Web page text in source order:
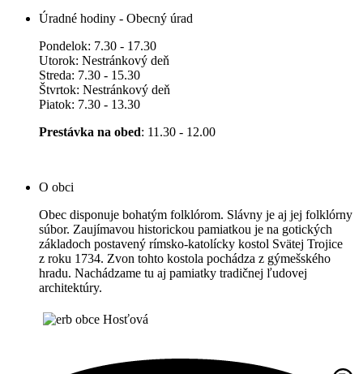
Úradné hodiny - Obecný úrad
Pondelok: 7.30 - 17.30
Utorok: Nestránkový deň
Streda: 7.30 - 15.30
Štvrtok: Nestránkový deň
Piatok: 7.30 - 13.30
Prestávka na obed: 11.30 - 12.00
O obci
Obec disponuje bohatým folklórom. Slávny je aj jej folklórny
súbor. Zaujímavou historickou pamiatkou je na gotických
základoch postavený rímsko-katolícky kostol Svätej Trojice
z roku 1734. Zvon tohto kostola pochádza z gýmešského
hradu. Nachádzame tu aj pamiatky tradičnej ľudovej
architektúry.